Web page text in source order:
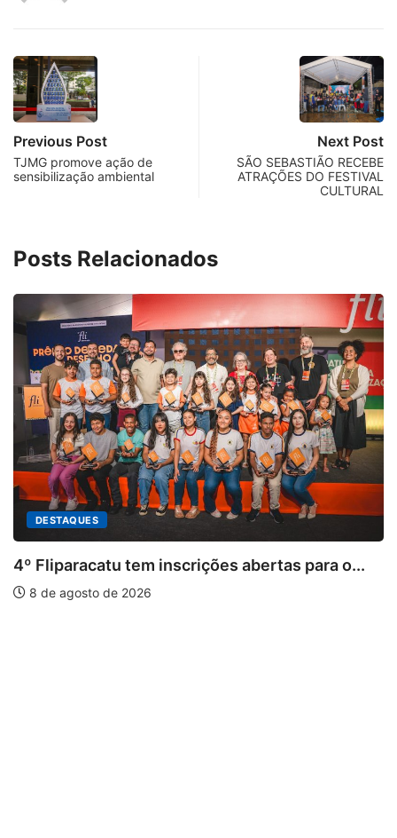
Previous Post
TJMG promove ação de
sensibilização ambiental
Next Post
SÃO SEBASTIÃO RECEBE
ATRAÇÕES DO FESTIVAL
CULTURAL
Posts Relacionados
abertas para o...